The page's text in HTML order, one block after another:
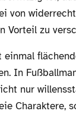
von
Vorteil zu
In
nur
Charaktere,